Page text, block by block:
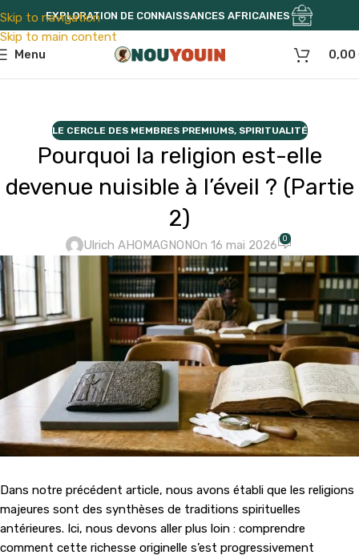
Skip to navigation
Skip to main content
EXPLORATION DE CONNAISSANCES AFRICAINES
Menu 0,00
LE CERCLE DES MEMBRES PREMIUMS, SPIRITUALITÉ
Pourquoi la religion est-elle
devenue nuisible à l’éveil ? (Partie
2)
Ulrich AHOMAGNONOn 16 mai 2026 0
Dans notre précédent article, nous avons établi que les religions
majeures sont des synthèses de traditions spirituelles
antérieures. Ici, nous devons aller plus loin : comprendre
comment cette richesse originelle s’est progressivement